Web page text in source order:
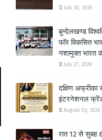
July 30, 2026
बुन्देलखण्ड
फॉर विकसित
नशामुक्त भारत
July 27, 2026
दक्षिण अफ्रीका
इंटरनेशनल
August 03, 2026
रात 12 से सुबह